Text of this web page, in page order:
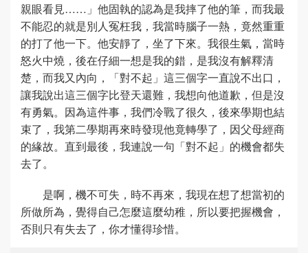
親眼看見……」他固執的認為是我摔了他的筆，而我最
不能忍的就是別人冤枉我，我當時腦子一熱，竟然重重
的打了他一下。他安靜了，坐了下來。我很生氣，當時
怒火中燒，後在仔細一想是我的錯，是我沒有解釋清
楚，而我又內向，「對不起」這三個字一直說不出口，
讓我說出這三個字比登天還難，我想向他道歉，但是沒
有勇氣。因為這件事，我們冷戰了很久，後來學期也結
束了，我第二學期再來時發現他竟轉學了，因父母經商
的緣故。直到最後，我連說一句「對不起」的機會都失
去了。
是啊，機不可失，時不再來，我現在想了想當初的
所做所為，覺得自己怎麼這麼幼稚，所以要把握機會，
否則只有失去了，你才懂得珍惜。